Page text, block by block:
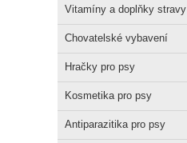
Vitamíny a doplňky stravy
Chovatelské vybavení
Hračky pro psy
Kosmetika pro psy
Antiparazitika pro psy